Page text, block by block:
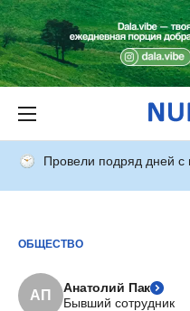
Провели подряд дней с
ОБЩЕСТВО
АП
Анатолий Пак
Бывший сотрудник